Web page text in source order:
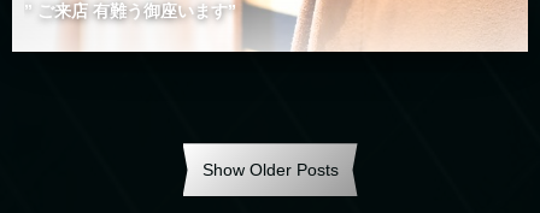
” ご来店 有難う御座います”
Show Older Posts